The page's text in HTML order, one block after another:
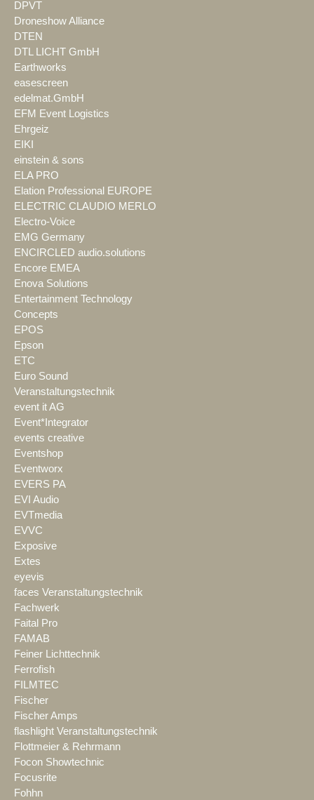
DPVT
Droneshow Alliance
DTEN
DTL LICHT GmbH
Earthworks
easescreen
edelmat.GmbH
EFM Event Logistics
Ehrgeiz
EIKI
einstein & sons
ELA PRO
Elation Professional EUROPE
ELECTRIC CLAUDIO MERLO
Electro-Voice
EMG Germany
ENCIRCLED audio.solutions
Encore EMEA
Enova Solutions
Entertainment Technology
Concepts
EPOS
Epson
ETC
Euro Sound
Veranstaltungstechnik
event it AG
Event*Integrator
events creative
Eventshop
Eventworx
EVERS PA
EVI Audio
EVTmedia
EVVC
Exposive
Extes
eyevis
faces Veranstaltungstechnik
Fachwerk
Faital Pro
FAMAB
Feiner Lichttechnik
Ferrofish
FILMTEC
Fischer
Fischer Amps
flashlight Veranstaltungstechnik
Flottmeier & Rehrmann
Focon Showtechnic
Focusrite
Fohhn